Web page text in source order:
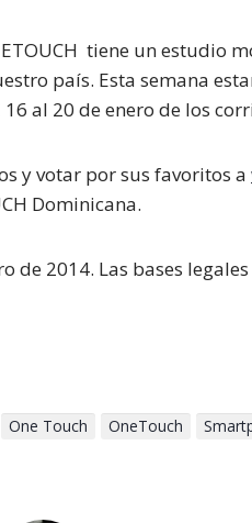
tiene un estudio
país. Esta semana
al 20 de enero de los
y votar por sus favoritos a
Dominicana.
de 2014. Las bases
One Touch OneTouch